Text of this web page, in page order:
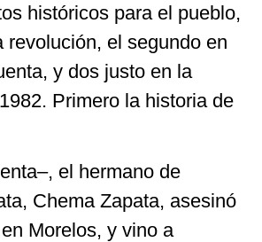
históricos para el pueblo,
revolución, el segundo en
y dos justo en la
Primero la historia de
el hermano de
Chema Zapata, asesinó
Morelos, y vino a